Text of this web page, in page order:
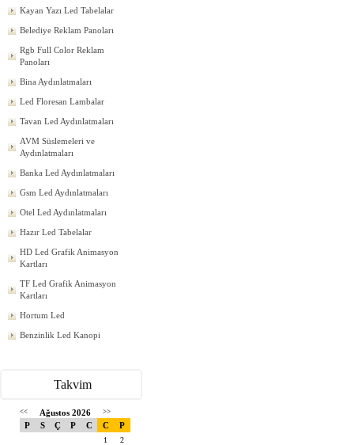
Kayan Yazı Led Tabelalar
Belediye Reklam Panoları
Rgb Full Color Reklam
Panoları
Bina Aydınlatmaları
Led Floresan Lambalar
Tavan Led Aydınlatmaları
AVM Süslemeleri ve
Aydınlatmaları
Banka Led Aydınlatmaları
Gsm Led Aydınlatmaları
Otel Led Aydınlatmaları
Hazır Led Tabelalar
HD Led Grafik Animasyon
Kartları
TF Led Grafik Animasyon
Kartları
Hortum Led
Benzinlik Led Kanopi
Takvim
<< Ağustos 2026 >>
P S Ç P C C P
1
2